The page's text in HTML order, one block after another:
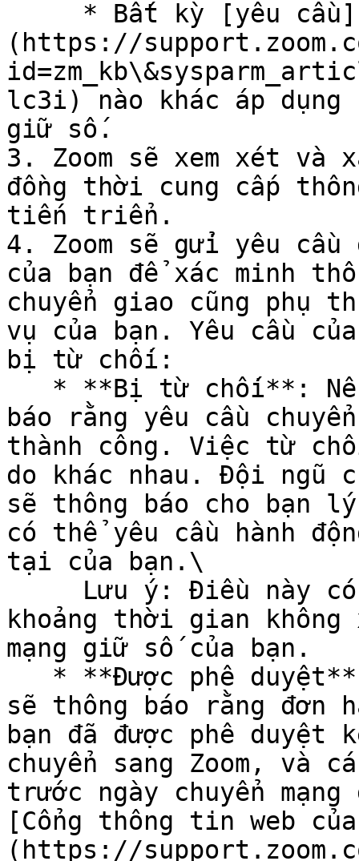
(https://
lc3i) nào khác áp dụng
giữ số.
3. Zoom sẽ xem xét và
đồng thời cung cấp
tiến triển.
4. Zoom sẽ gửi yêu cầu
của bạn để xác minh
chuyển giao cũng phụ
vụ của bạn. Yêu cầu
bị từ chối:
báo rằng yêu cầu
thành công. Việc từ
do khác nhau. Đội ngũ
sẽ thông báo cho bạn
có thể yêu cầu hành
tại của bạn.\
khoảng thời gian không
mạng giữ số của bạn.
sẽ thông báo rằng đơn
bạn đã được phê duyệt
chuyển sang Zoom, và
trước ngày chuyển
[Cổng thông tin web của
(https://